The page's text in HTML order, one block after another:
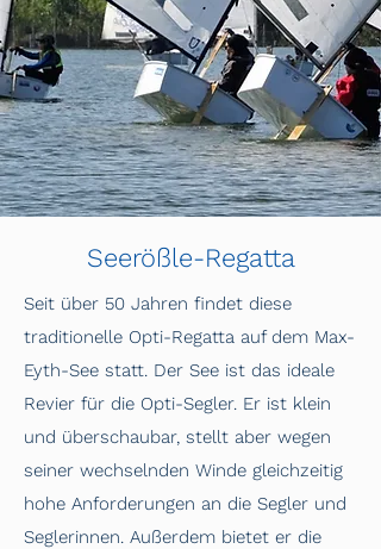
Seerößle-Regatta
Seit über 50 Jahren findet diese
traditionelle Opti-Regatta auf dem Max-
Eyth-See statt. Der See ist das ideale
Revier für die Opti-Segler. Er ist klein
und überschaubar, stellt aber wegen
seiner wechselnden Winde gleichzeitig
hohe Anforderungen an die Segler und
Seglerinnen. Außerdem bietet er die